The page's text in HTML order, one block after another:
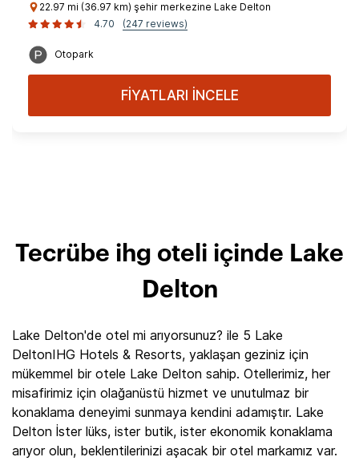
22.97 mi (36.97 km) şehir merkezine Lake Delton
4.70
(247 reviews)
Otopark
FİYATLARI İNCELE
Tecrübe ihg oteli içinde Lake
Delton
Lake Delton'de otel mi arıyorsunuz? ile 5 Lake
DeltonIHG Hotels & Resorts, yaklaşan geziniz için
mükemmel bir otele Lake Delton sahip. Otellerimiz, her
misafirimiz için olağanüstü hizmet ve unutulmaz bir
konaklama deneyimi sunmaya kendini adamıştır. Lake
Delton İster lüks, ister butik, ister ekonomik konaklama
arıyor olun, beklentilerinizi aşacak bir otel markamız var.